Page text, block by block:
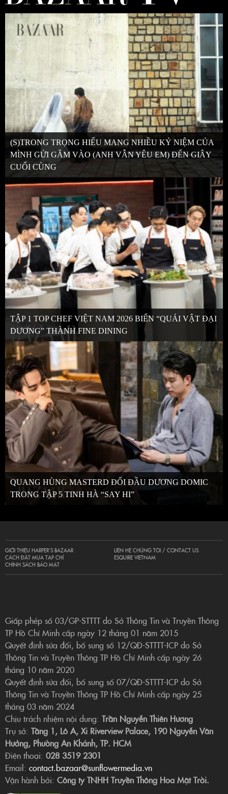
(S)TRONG TRỌNG HIẾU MANG NHIỀU KỶ NIỆM CỦA
MÌNH GỬI GẮM VÀO (ANH VẪN YÊU EM) ĐẾN GIÂY
CUỐI CÙNG
TẬP 1 TOP CHEF VIỆT NAM 2026 BIẾN “QUÁI VẬT ĐẠI
DƯƠNG” THÀNH FINE DINING
QUANG HÙNG MASTERD ĐỐI ĐẦU DƯƠNG DOMIC
TRONG TẬP 5 TINH HÀ “SAY HI”
GIỚI THIỆU HARPER’S BAZAAR
CÁCH ĐẶT MUA TẠP CHÍ
CHÍNH SÁCH BẢO MẬT
LIÊN HỆ CHÚNG TÔI / CONTACT US
ESQUIRE VIETNAM
Giấp phép số 03/GP-STTTT do Sở Thông Tin và Truyền Thông
TP Hồ Chí Minh cấp ngày 12 tháng 01 năm 2015
Quyết định sửa đổi, bổ sung số 12/QĐ-STTTT-ICP do Sở
Thông Tin và Truyền Thông TP Hồ Chí Minh cấp ngày 26
tháng 10 năm 2020
Quyết định sửa đổi, bổ sung số 07/QĐ-STTTT-ICP do Sở
Thông Tin và Truyền Thông TP Hồ Chí Minh cấp ngày 25
tháng 03 năm 2024
Chịu trách nhiệm nội dung: Trần Nguyễn Thiên Hương
Trụ sở: Tầng 1, Lô A, Xi Riverview Palace, 190 Nguyễn Văn
Hưởng, Phường An Khánh, TP. HCM
Điện thoại: 028 3519 2301
Email: contact.bazaar@sunflowermedia.vn
Vận hành bởi: Công ty TNHH Truyền Thông Hoa Mặt Trời.